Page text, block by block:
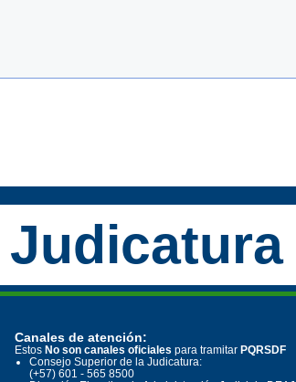
Canales de atención:
Estos No son canales oficiales para tramitar PQRSDF
Consejo Superior de la Judicatura:
(+57) 601 - 565 8500